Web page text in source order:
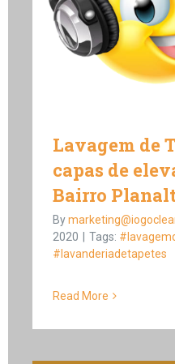
Lavagem de
capas de
Bairro
By
2020 | Tags:
#lavanderiadetapetes
Read More